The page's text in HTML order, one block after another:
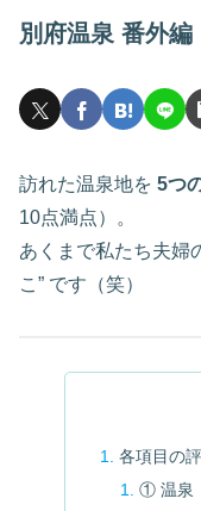
別府温泉 番外
訪れた温泉地を 5つ
10点満点）。
あくまで私たち夫婦
こ” です（笑）
各項目の
① 温泉